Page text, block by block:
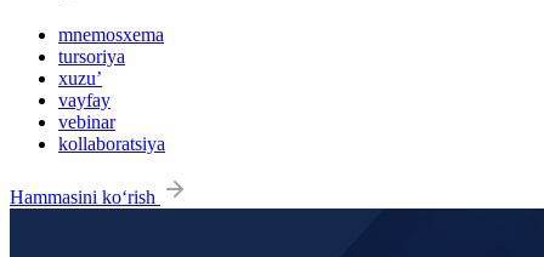
mnemosxema
tursoriya
xuzu’
vayfay
vebinar
kollaboratsiya
Hammasini ko‘rish